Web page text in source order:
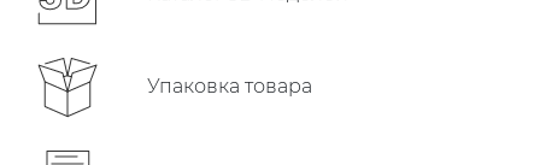
Упаковка товара